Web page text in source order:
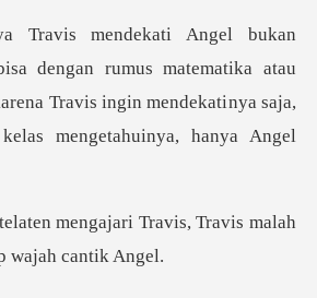
an rumus matematika atau
Travis ingin mendekati
jari Travis, Travis malah